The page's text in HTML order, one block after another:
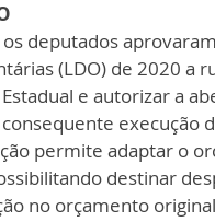
deputados
(LDO) de 2020 a
e autorizar a
permite adaptar o
destinar
no orçamento